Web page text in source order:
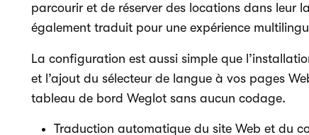
parcourir et de réserver des locations dans leur
également traduit pour une expérience
La configuration est aussi simple que
et l’ajout du sélecteur de langue à vos pages
tableau de bord Weglot sans aucun codage.
Traduction automatique du site Web et du